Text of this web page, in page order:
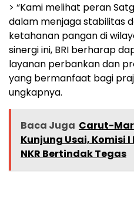
> “Kami melihat peran
dalam menjaga stabilitas
ketahanan pangan di
sinergi ini, BRI berharap
layanan perbankan dan
yang bermanfaat bagi
ungkapnya.
Baca Juga Carut-
Kunjung Usai, Komisi I
NKR Bertindak Tegas